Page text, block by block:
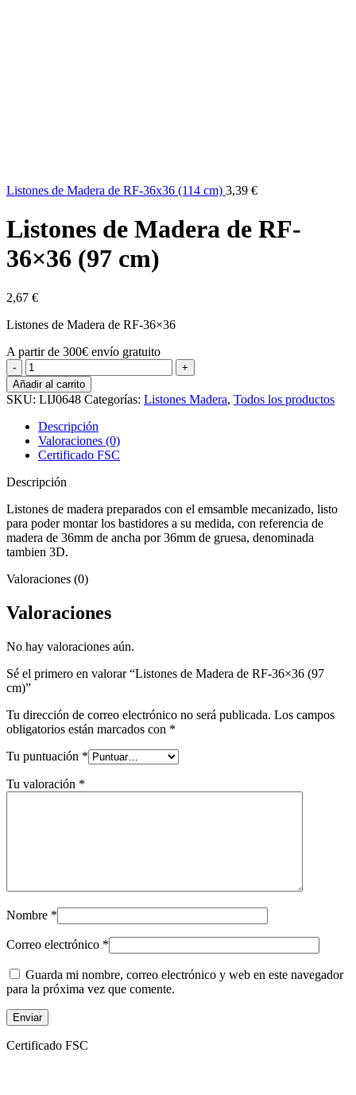
Listones de Madera de RF-36x36 (114 cm) 3,39 €
Listones de Madera de RF-
36×36 (97 cm)
2,67 €
Listones de Madera de RF-36×36
A partir de 300€ envío gratuito
Listones
de
Madera
de
RF-
36x36
(97
cm)
cantidad
Añadir al carrito
SKU: LIJ0648 Categorías: Listones Madera, Todos los productos
Descripción
Valoraciones (0)
Certificado FSC
Descripción
Listones de madera preparados con el emsamble mecanizado, listo
para poder montar los bastidores a su medida, con referencia de
madera de 36mm de ancha por 36mm de gruesa, denominada
tambien 3D.
Valoraciones (0)
Valoraciones
No hay valoraciones aún.
Sé el primero en valorar “Listones de Madera de RF-36×36 (97
cm)”
Tu dirección de correo electrónico no será publicada. Los campos
obligatorios están marcados con *
Tu puntuación *
Tu valoración *
Nombre *
Correo electrónico *
Guarda mi nombre, correo electrónico y web en este navegador
para la próxima vez que comente.
Certificado FSC